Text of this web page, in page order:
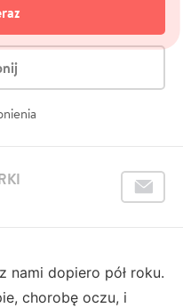
nami dopiero pół roku.
chorobę oczu, i